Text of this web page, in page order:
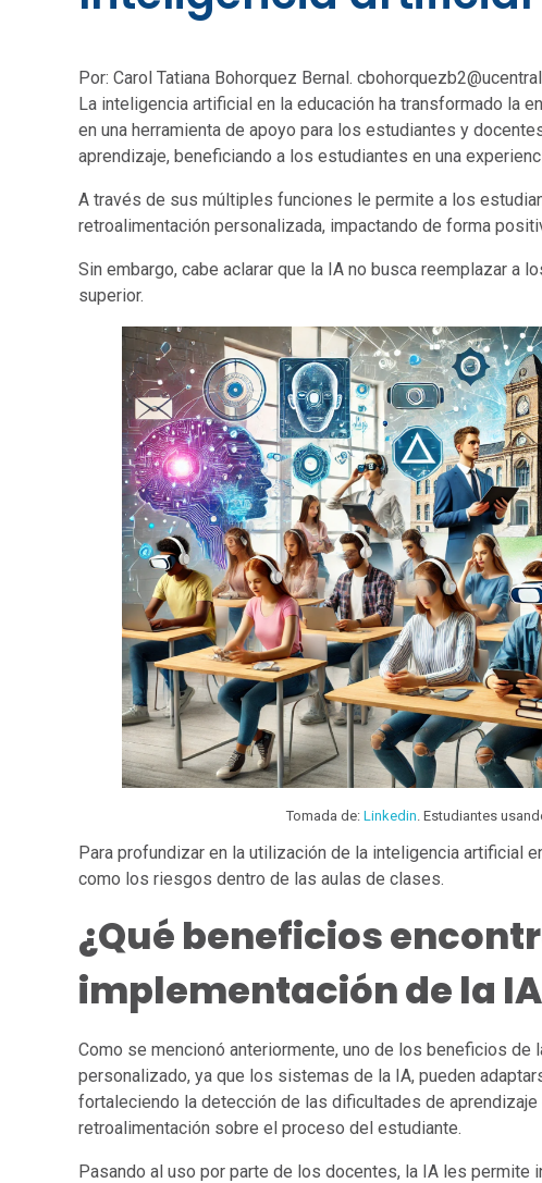
Por: Carol Tatiana Bohorquez Bernal.
La inteligencia artificial en la educación ha transformado la
en una herramienta de apoyo para los estudiantes y
aprendizaje, beneficiando a los estudiantes en una
A través de sus múltiples funciones le permite a los
retroalimentación personalizada, impactando de forma
Sin embargo, cabe aclarar que la IA no busca reemplazar a
superior.
Tomada de: Linkedin . Estudiantes
Para profundizar en la utilización de la inteligencia artificial
como los riesgos dentro de las aulas de clases.
¿Qué beneficios
implementación de la
Como se mencionó anteriormente, uno de los beneficios de
personalizado, ya que los sistemas de la IA, pueden
fortaleciendo la detección de las dificultades de
retroalimentación sobre el proceso del estudiante.
Pasando al uso por parte de los docentes, la IA les permite